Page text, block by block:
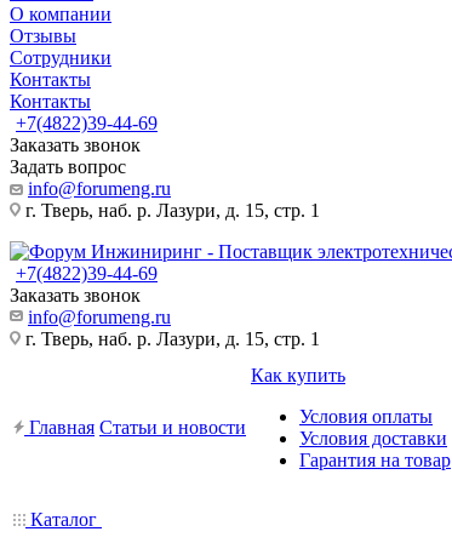
О компании
Отзывы
Сотрудники
Контакты
Контакты
+7(4822)39-44-69
Заказать звонок
Задать вопрос
info@forumeng.ru
г. Тверь, наб. р. Лазури, д. 15, стр. 1
+7(4822)39-44-69
Заказать звонок
info@forumeng.ru
г. Тверь, наб. р. Лазури, д. 15, стр. 1
Главная Статьи и новости
Как купить
Условия оплаты
Условия доставки
Гарантия на товар
Каталог